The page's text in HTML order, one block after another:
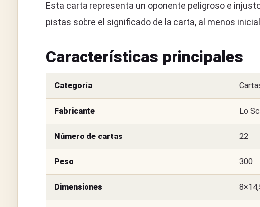
Esta carta representa un oponente peligroso e
pistas sobre el significado de la carta, al menos
Características principales
Categoría
Fabricante Lo
Número de cartas 22
Peso 300
Dimensiones